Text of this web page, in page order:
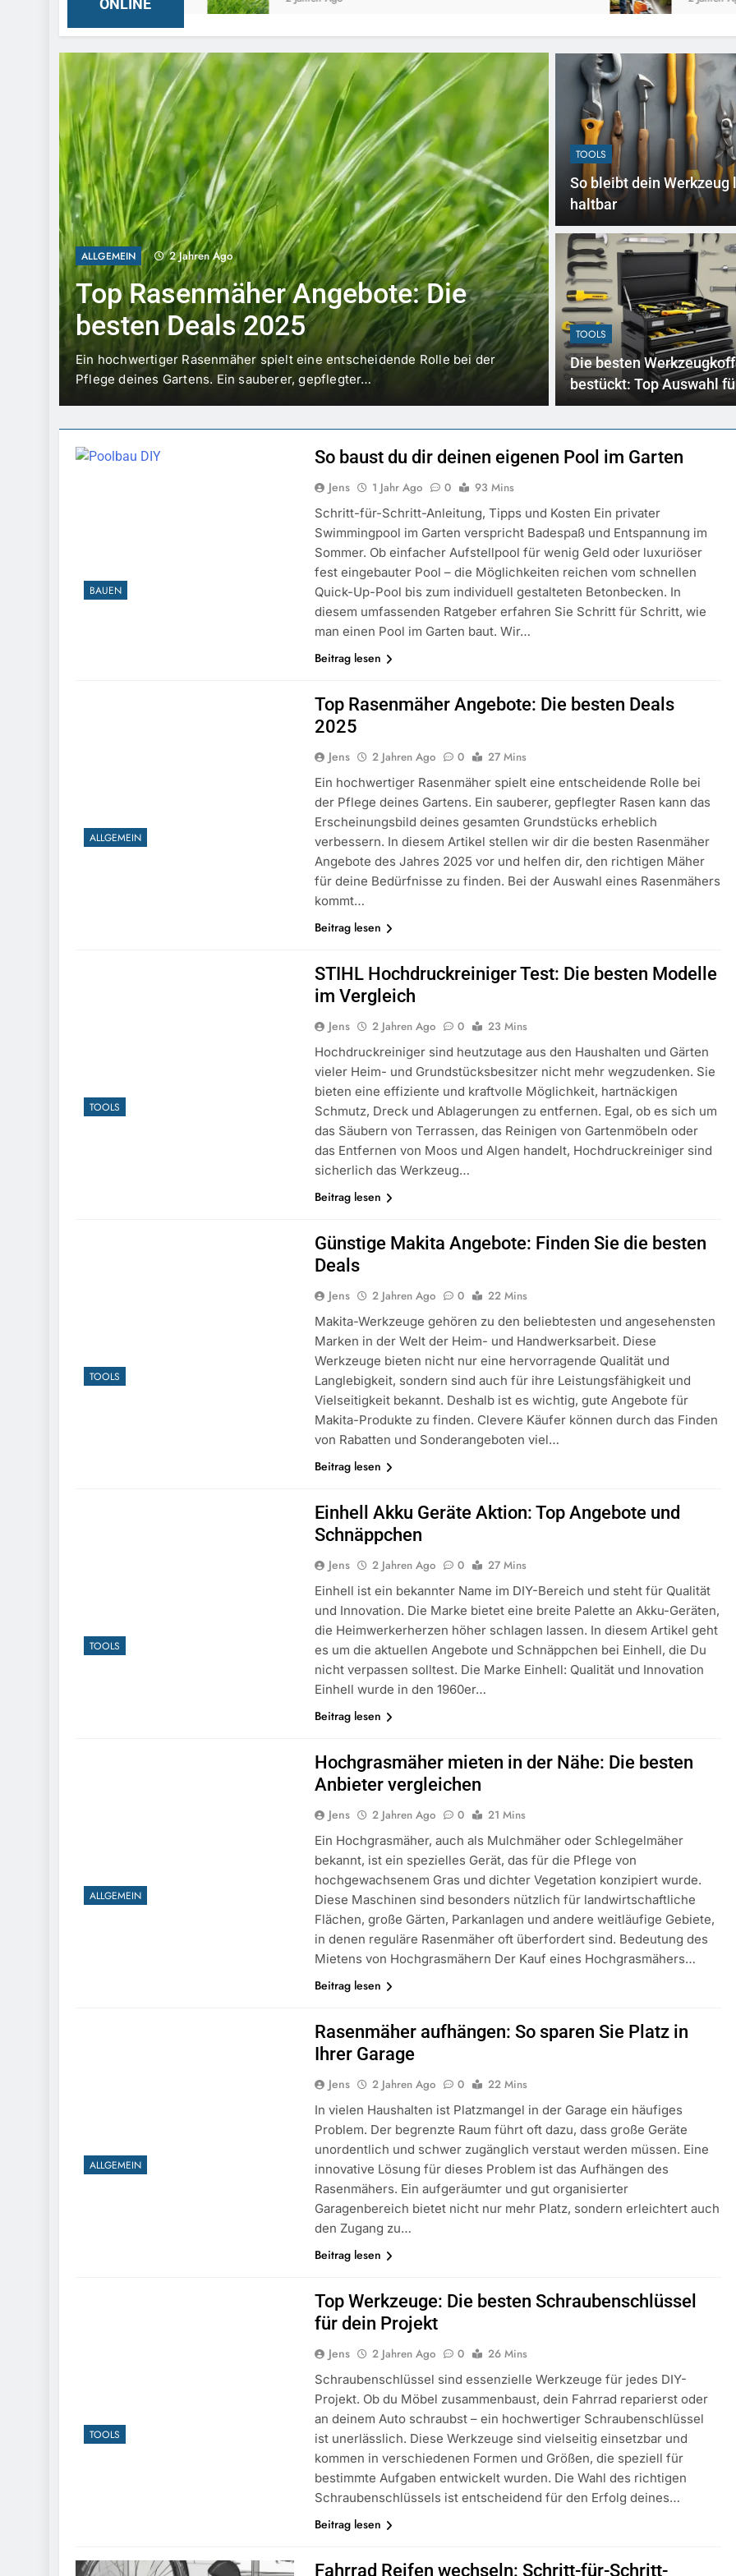
ONLINE
ALLGEMEIN 2 Jahren Ago
Top Rasenmäher Angebote: Die
besten Deals 2025
Ein hochwertiger Rasenmäher spielt eine entscheidende Rolle bei der
Pflege deines Gartens. Ein sauberer, gepflegter…
TOOLS 2 Jahren Ago
STIHL
Die besten
Hochdruckreiniger sind
Heim- und
TOOLS
So bleibt dein Werkzeug
haltbar
TOOLS
Die besten
bestückt: Top Auswahl
Handwerker
BAUEN
So baust du dir deinen eigenen Pool im Garten
Jens 1 Jahr Ago 0
93 Mins
Schritt-für-Schritt-Anleitung, Tipps und Kosten Ein privater
Swimmingpool im Garten verspricht Badespaß und Entspannung im
Sommer. Ob einfacher Aufstellpool für wenig Geld oder luxuriöser
fest eingebauter Pool – die Möglichkeiten reichen vom schnellen
Quick-Up-Pool bis zum individuell gestalteten Betonbecken. In
diesem umfassenden Ratgeber erfahren Sie Schritt für Schritt, wie
man einen Pool im Garten baut. Wir…
Beitrag lesen
ALLGEMEIN
Top Rasenmäher Angebote: Die besten Deals
2025
Jens 2 Jahren Ago 0
27 Mins
Ein hochwertiger Rasenmäher spielt eine entscheidende Rolle bei
der Pflege deines Gartens. Ein sauberer, gepflegter Rasen kann das
Erscheinungsbild deines gesamten Grundstücks erheblich
verbessern. In diesem Artikel stellen wir dir die besten Rasenmäher
Angebote des Jahres 2025 vor und helfen dir, den richtigen Mäher
für deine Bedürfnisse zu finden. Bei der Auswahl eines Rasenmähers
kommt…
Beitrag lesen
TOOLS
STIHL Hochdruckreiniger Test: Die besten Modelle
im Vergleich
Jens 2 Jahren Ago 0
23 Mins
Hochdruckreiniger sind heutzutage aus den Haushalten und Gärten
vieler Heim- und Grundstücksbesitzer nicht mehr wegzudenken. Sie
bieten eine effiziente und kraftvolle Möglichkeit, hartnäckigen
Schmutz, Dreck und Ablagerungen zu entfernen. Egal, ob es sich um
das Säubern von Terrassen, das Reinigen von Gartenmöbeln oder
das Entfernen von Moos und Algen handelt, Hochdruckreiniger sind
sicherlich das Werkzeug…
Beitrag lesen
TOOLS
Günstige Makita Angebote: Finden Sie die besten
Deals
Jens 2 Jahren Ago 0
22 Mins
Makita-Werkzeuge gehören zu den beliebtesten und angesehensten
Marken in der Welt der Heim- und Handwerksarbeit. Diese
Werkzeuge bieten nicht nur eine hervorragende Qualität und
Langlebigkeit, sondern sind auch für ihre Leistungsfähigkeit und
Vielseitigkeit bekannt. Deshalb ist es wichtig, gute Angebote für
Makita-Produkte zu finden. Clevere Käufer können durch das Finden
von Rabatten und Sonderangeboten viel…
Beitrag lesen
TOOLS
Einhell Akku Geräte Aktion: Top Angebote und
Schnäppchen
Jens 2 Jahren Ago 0
27 Mins
Einhell ist ein bekannter Name im DIY-Bereich und steht für Qualität
und Innovation. Die Marke bietet eine breite Palette an Akku-Geräten,
die Heimwerkerherzen höher schlagen lassen. In diesem Artikel geht
es um die aktuellen Angebote und Schnäppchen bei Einhell, die Du
nicht verpassen solltest. Die Marke Einhell: Qualität und Innovation
Einhell wurde in den 1960er…
Beitrag lesen
ALLGEMEIN
Hochgrasmäher mieten in der Nähe: Die besten
Anbieter vergleichen
Jens 2 Jahren Ago 0
21 Mins
Ein Hochgrasmäher, auch als Mulchmäher oder Schlegelmäher
bekannt, ist ein spezielles Gerät, das für die Pflege von
hochgewachsenem Gras und dichter Vegetation konzipiert wurde.
Diese Maschinen sind besonders nützlich für landwirtschaftliche
Flächen, große Gärten, Parkanlagen und andere weitläufige Gebiete,
in denen reguläre Rasenmäher oft überfordert sind. Bedeutung des
Mietens von Hochgrasmähern Der Kauf eines Hochgrasmähers…
Beitrag lesen
ALLGEMEIN
Rasenmäher aufhängen: So sparen Sie Platz in
Ihrer Garage
Jens 2 Jahren Ago 0
22 Mins
In vielen Haushalten ist Platzmangel in der Garage ein häufiges
Problem. Der begrenzte Raum führt oft dazu, dass große Geräte
unordentlich und schwer zugänglich verstaut werden müssen. Eine
innovative Lösung für dieses Problem ist das Aufhängen des
Rasenmähers. Ein aufgeräumter und gut organisierter
Garagenbereich bietet nicht nur mehr Platz, sondern erleichtert auch
den Zugang zu…
Beitrag lesen
TOOLS
Top Werkzeuge: Die besten Schraubenschlüssel
für dein Projekt
Jens 2 Jahren Ago 0
26 Mins
Schraubenschlüssel sind essenzielle Werkzeuge für jedes DIY-
Projekt. Ob du Möbel zusammenbaust, dein Fahrrad reparierst oder
an deinem Auto schraubst – ein hochwertiger Schraubenschlüssel
ist unerlässlich. Diese Werkzeuge sind vielseitig einsetzbar und
kommen in verschiedenen Formen und Größen, die speziell für
bestimmte Aufgaben entwickelt wurden. Die Wahl des richtigen
Schraubenschlüssels ist entscheidend für den Erfolg deines…
Beitrag lesen
Fahrrad Reifen wechseln: Schritt-für-Schritt-